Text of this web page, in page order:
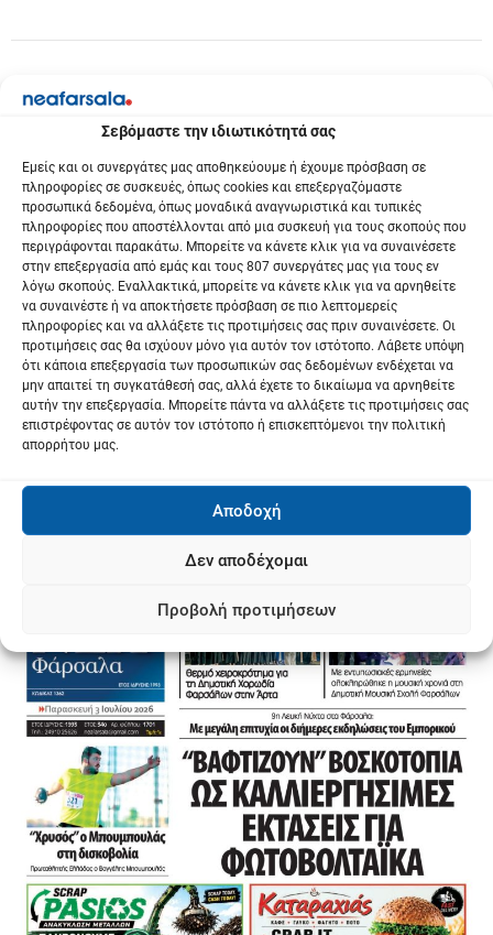
Σεβόμαστε την ιδιωτικότητά σας
Εμείς και οι συνεργάτες μας αποθηκεύουμε ή έχουμε πρόσβαση σε
πληροφορίες σε συσκευές, όπως cookies και επεξεργαζόμαστε
προσωπικά δεδομένα, όπως μοναδικά αναγνωριστικά και τυπικές
πληροφορίες που αποστέλλονται από μια συσκευή για τους σκοπούς που
περιγράφονται παρακάτω. Μπορείτε να κάνετε κλικ για να συναινέσετε
στην επεξεργασία από εμάς και τους 807 συνεργάτες μας για τους εν
λόγω σκοπούς. Εναλλακτικά, μπορείτε να κάνετε κλικ για να αρνηθείτε
να συναινέστε ή να αποκτήσετε πρόσβαση σε πιο λεπτομερείς
πληροφορίες και να αλλάξετε τις προτιμήσεις σας πριν συναινέσετε. Οι
προτιμήσεις σας θα ισχύουν μόνο για αυτόν τον ιστότοπο. Λάβετε υπόψη
ότι κάποια επεξεργασία των προσωπικών σας δεδομένων ενδέχεται να
μην απαιτεί τη συγκατάθεσή σας, αλλά έχετε το δικαίωμα να αρνηθείτε
αυτήν την επεξεργασία. Μπορείτε πάντα να αλλάξετε τις προτιμήσεις σας
επιστρέφοντας σε αυτόν τον ιστότοπο ή επισκεπτόμενοι την πολιτική
απορρήτου μας.
Αποδοχή
Δεν αποδέχομαι
Προβολή προτιμήσεων